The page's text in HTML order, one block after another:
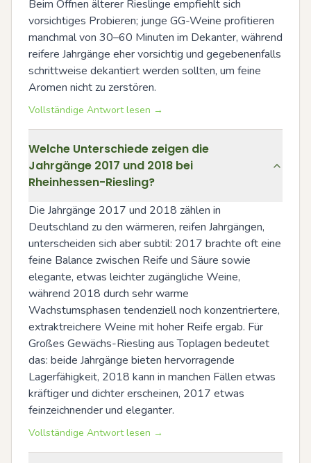
Beim Öffnen älterer Rieslinge empfiehlt sich
vorsichtiges Probieren; junge GG-Weine profitieren
manchmal von 30–60 Minuten im Dekanter, während
reifere Jahrgänge eher vorsichtig und gegebenenfalls
schrittweise dekantiert werden sollten, um feine
Aromen nicht zu zerstören.
Vollständige Antwort lesen →
Welche Unterschiede zeigen die
Jahrgänge 2017 und 2018 bei
Rheinhessen-Riesling?
Die Jahrgänge 2017 und 2018 zählen in
Deutschland zu den wärmeren, reifen Jahrgängen,
unterscheiden sich aber subtil: 2017 brachte oft eine
feine Balance zwischen Reife und Säure sowie
elegante, etwas leichter zugängliche Weine,
während 2018 durch sehr warme
Wachstumsphasen tendenziell noch konzentriertere,
extraktreichere Weine mit hoher Reife ergab. Für
Großes Gewächs-Riesling aus Toplagen bedeutet
das: beide Jahrgänge bieten hervorragende
Lagerfähigkeit, 2018 kann in manchen Fällen etwas
kräftiger und dichter erscheinen, 2017 etwas
feinzeichnender und eleganter.
Vollständige Antwort lesen →